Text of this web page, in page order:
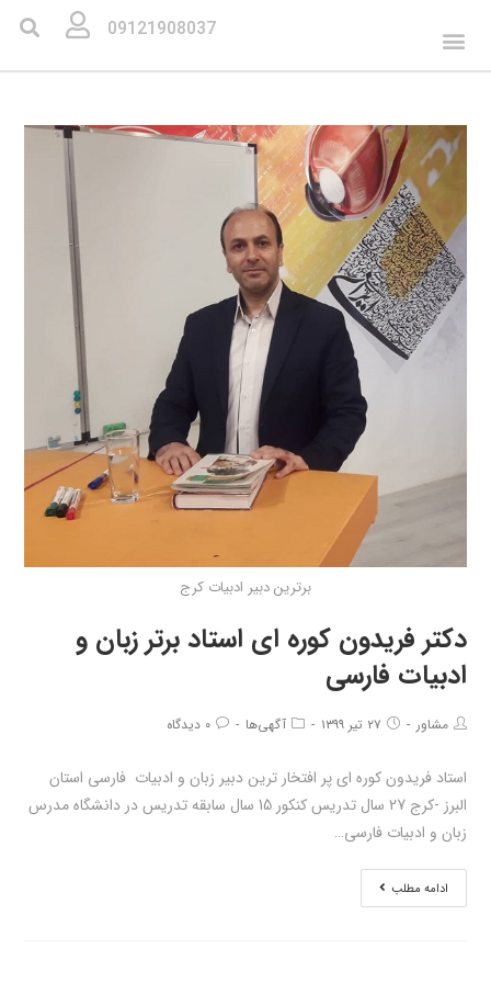
09121908037
برترین دبیر ادبیات کرج
دکتر فریدون کوره ای استاد برتر زبان و
ادبیات فارسی
مشاور ۲۷ تیر ۱۳۹۹ آگهی‌ها ۰ دیدگاه
استاد فریدون کوره ای پر افتخار ترین دبیر زبان و ادبیات فارسی استان
البرز -کرج 27 سال تدریس کنکور 15 سال سابقه تدریس در دانشگاه مدرس
زبان و ادبیات فارسی…
ادامه مطلب